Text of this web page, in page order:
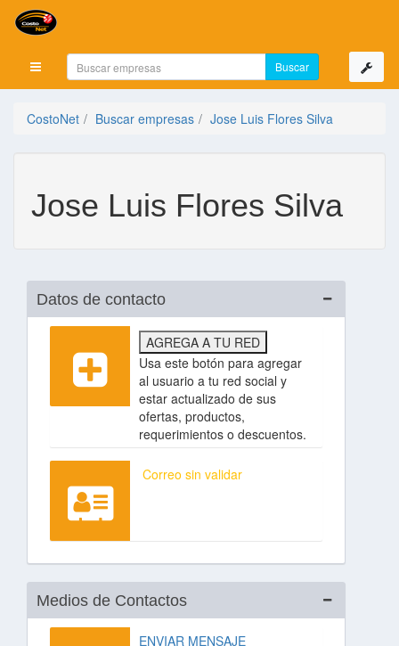
Mostrar menú
CostoNet Buscar empresas Jose Luis Flores Silva
Jose Luis Flores Silva
Datos de contacto
AGREGA A TU RED
Usa este botón para agregar
al usuario a tu red social y
estar actualizado de sus
ofertas, productos,
requerimientos o descuentos.
Correo sin validar
Medios de Contactos
ENVIAR MENSAJE